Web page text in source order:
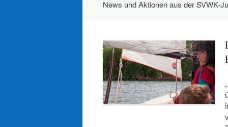
News und Aktionen aus der SVWK-